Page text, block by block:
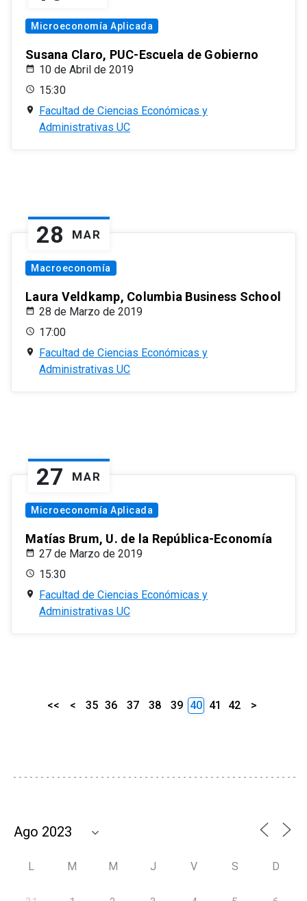
Microeconomía Aplicada
Susana Claro, PUC-Escuela de Gobierno
10 de Abril de 2019
15:30
Facultad de Ciencias Económicas y
Administrativas UC
28 MAR
Macroeconomía
Laura Veldkamp, Columbia Business School
28 de Marzo de 2019
17:00
Facultad de Ciencias Económicas y
Administrativas UC
27 MAR
Microeconomía Aplicada
Matías Brum, U. de la República-Economía
27 de Marzo de 2019
15:30
Facultad de Ciencias Económicas y
Administrativas UC
<< < 35 36 37 38 39 40 41 42 >
L M M J V S D